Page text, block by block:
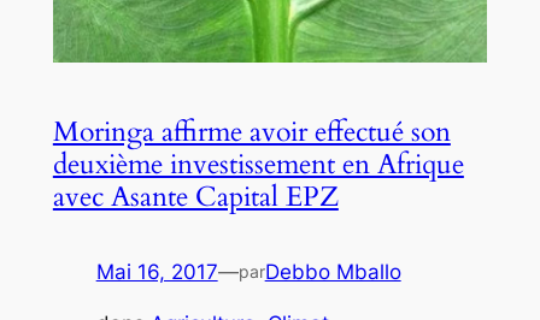
Moringa affirme avoir effectué son
deuxième investissement en Afrique
avec Asante Capital EPZ
Mai 16, 2017—parDebbo Mballo